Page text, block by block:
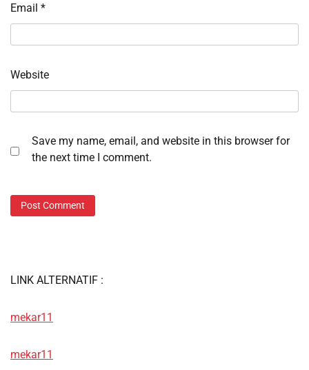
Email *
Website
Save my name, email, and website in this browser for
the next time I comment.
LINK ALTERNATIF :
mekar11
mekar11